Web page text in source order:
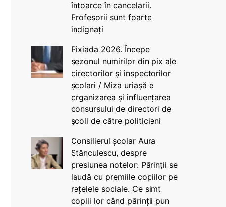
întoarce în cancelarii.
Profesorii sunt foarte
indignați
Pixiada 2026. Începe
sezonul numirilor din pix ale
directorilor și inspectorilor
școlari / Miza uriașă e
organizarea și influențarea
consursului de directori de
școli de către politicieni
Consilierul școlar Aura
Stănculescu, despre
presiunea notelor: Părinții se
laudă cu premiile copiilor pe
rețelele sociale. Ce simt
copiii lor când părinții pun